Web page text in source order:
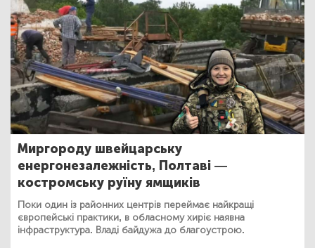
Миргороду швейцарську
енергонезалежність, Полтаві —
костромську руїну ямщиків
Поки один із районних центрів переймає найкращі
європейські практики, в обласному хиріє наявна
інфраструктура. Владі байдужа до благоустрою.